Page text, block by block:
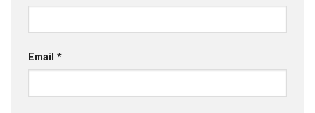
Email *